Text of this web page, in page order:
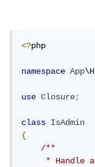
<?php
namespace App
use Closure;
class
IsAdmin
{
/**
     * Handle an incoming request.